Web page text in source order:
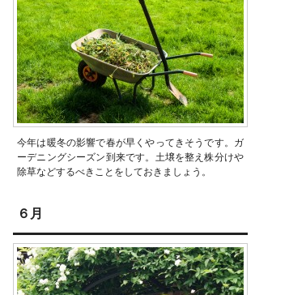
今年は暖冬の影響で春が早くやってきそうです。ガ
ーデニングシーズン到来です。土壌を整え株分けや
除草などするべきことをしておきましょう。
６月